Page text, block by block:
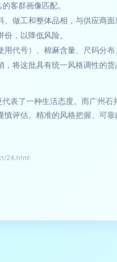
客群画像匹配。
做工和整体品相，与供应商面
，以降低风险。
代号）、棉麻含量、尺码分布
将这批具有统一风格调性的货
表了一种生活态度。而广州
评估。精准的风格把握、可
24.html